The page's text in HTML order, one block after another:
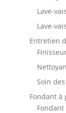
Lave-
Lave-
Entretien
Soin
Fondant à
Fondant